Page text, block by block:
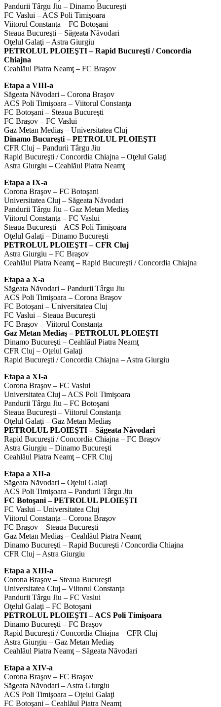
Pandurii Târgu Jiu – Dinamo Bucureşti
FC Vaslui – ACS Poli Timişoara
Viitorul Constanţa – FC Botoşani
Steaua Bucureşti – Săgeata Năvodari
Oţelul Galaţi – Astra Giurgiu
PETROLUL PLOIEŞTI – Rapid Bucureşti / Concordia
Chiajna
Ceahlăul Piatra Neamţ – FC Braşov
Etapa a VIII-a
Săgeata Năvodari – Corona Braşov
ACS Poli Timişoara – Viitorul Constanţa
FC Botoşani – Steaua Bucureşti
FC Braşov – FC Vaslui
Gaz Metan Mediaş – Universitatea Cluj
Dinamo Bucureşti – PETROLUL PLOIEŞTI
CFR Cluj – Pandurii Târgu Jiu
Rapid Bucureşti / Concordia Chiajna – Oţelul Galaţi
Astra Giurgiu – Ceahlăul Piatra Neamţ
Etapa a IX-a
Corona Braşov – FC Botoşani
Universitatea Cluj – Săgeata Năvodari
Pandurii Târgu Jiu – Gaz Metan Mediaş
Viitorul Constanţa – FC Vaslui
Steaua Bucureşti – ACS Poli Timişoara
Oţelul Galaţi – Dinamo Bucureşti
PETROLUL PLOIEŞTI – CFR Cluj
Astra Giurgiu – FC Braşov
Ceahlăul Piatra Neamţ – Rapid Bucureşti / Concordia Chiajna
Etapa a X-a
Săgeata Năvodari – Pandurii Târgu Jiu
ACS Poli Timişoara – Corona Braşov
FC Botoşani – Universitatea Cluj
FC Vaslui – Steaua Bucureşti
FC Braşov – Viitorul Constanţa
Gaz Metan Mediaş – PETROLUL PLOIEŞTI
Dinamo Bucureşti – Ceahlăul Piatra Neamţ
CFR Cluj – Oţelul Galaţi
Rapid Bucureşti / Concordia Chiajna – Astra Giurgiu
Etapa a XI-a
Corona Braşov – FC Vaslui
Universitatea Cluj – ACS Poli Timişoara
Pandurii Târgu Jiu – FC Botoşani
Steaua Bucureşti – Viitorul Constanţa
Oţelul Galaţi – Gaz Metan Mediaş
PETROLUL PLOIEŞTI – Săgeata Năvodari
Rapid Bucureşti / Concordia Chiajna – FC Braşov
Astra Giurgiu – Dinamo Bucureşti
Ceahlăul Piatra Neamţ – CFR Cluj
Etapa a XII-a
Săgeata Năvodari – Oţelul Galaţi
ACS Poli Timişoara – Pandurii Târgu Jiu
FC Botoşani – PETROLUL PLOIEŞTI
FC Vaslui – Universitatea Cluj
Viitorul Constanţa – Corona Braşov
FC Braşov – Steaua Bucureşti
Gaz Metan Mediaş – Ceahlăul Piatra Neamţ
Dinamo Bucureşti – Rapid Bucureşti / Concordia Chiajna
CFR Cluj – Astra Giurgiu
Etapa a XIII-a
Corona Braşov – Steaua Bucureşti
Universitatea Cluj – Viitorul Constanţa
Pandurii Târgu Jiu – FC Vaslui
Oţelul Galaţi – FC Botoşani
PETROLUL PLOIEŞTI – ACS Poli Timişoara
Dinamo Bucureşti – FC Braşov
Rapid Bucureşti / Concordia Chiajna – CFR Cluj
Astra Giurgiu – Gaz Metan Mediaş
Ceahlăul Piatra Neamţ – Săgeata Năvodari
Etapa a XIV-a
Corona Braşov – FC Braşov
Săgeata Năvodari – Astra Giurgiu
ACS Poli Timişoara – Oţelul Galaţi
FC Botoşani – Ceahlăul Piatra Neamţ